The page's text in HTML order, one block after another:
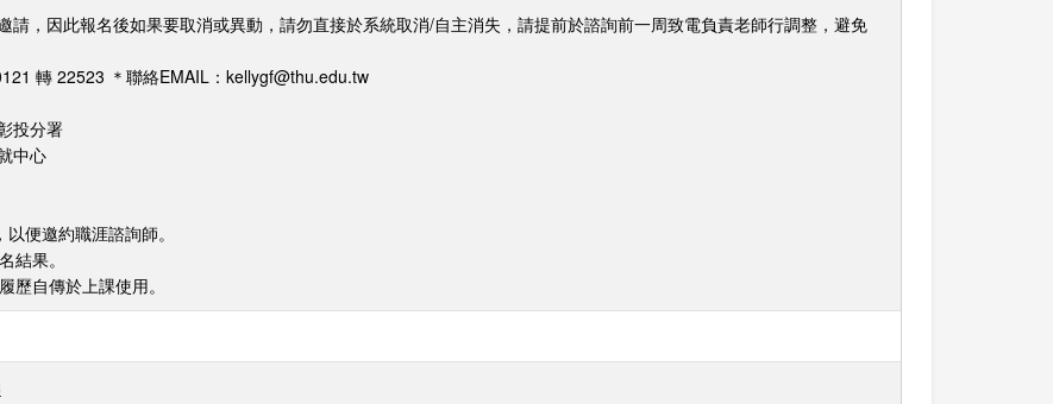
請，因此報名後如果要取消或異動，請勿直接於系統取消/自主消失，請提前於諮詢前一周致電負責老師行調整，避免
轉 22523 ＊聯絡EMAIL：kellygf@thu.edu.tw
投分署
中心
便邀約職涯諮詢師。
結果。
歷自傳於上課使用。